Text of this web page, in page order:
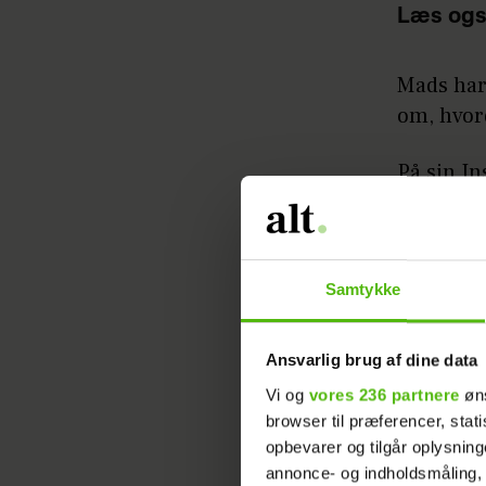
Samtykke
Ansvarlig brug af dine data
Vi og vores 236 partnere
browser til præferencer,
opbevarer og tilgår
annonce- og
Læs
Mads
om,
På sin
luften,
- Det er